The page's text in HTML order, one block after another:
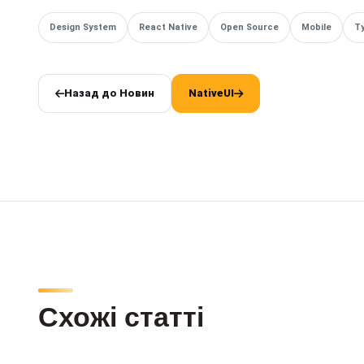
Design System React Native Open Source Mobile
Назад до Новин NativeUI
Схожі статті